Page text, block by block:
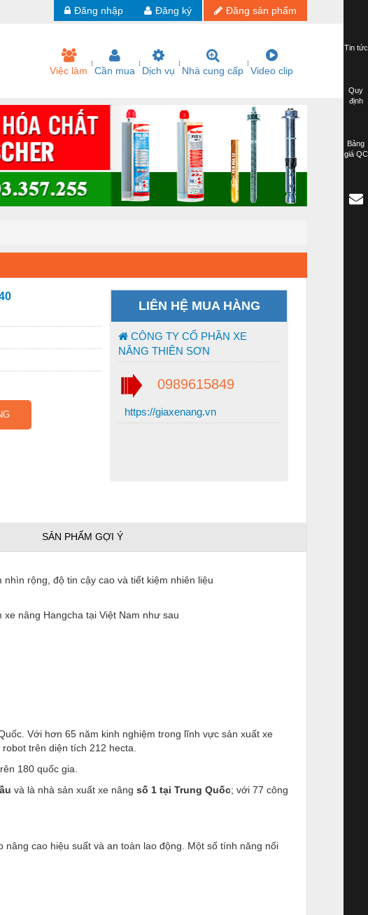
Đăng sản phẩm
Đăng ký
Đăng nhập
Việc làm Cần mua Dịch vụ Nhà cung cấp Video clip
LIÊN HỆ MUA HÀNG
CÔNG TY CỔ PHẦN XE
NÂNG THIÊN SƠN
0989615849
https://giaxenang.vn
SẢN PHẨM GỢI Ý
rộng, độ tin cậy cao và tiết kiệm nhiên liệu
nâng Hangcha tại Việt Nam như sau
Với hơn 65 năm kinh nghiệm trong lĩnh vực sản xuất xe
trên diện tích 212 hecta.
180 quốc gia.
và là nhà sản xuất xe nâng số 1 tại Trung Quốc; với 77 công
cao hiệu suất và an toàn lao động. Một số tính năng nổi
Tin tức
Quy
định
Bảng
giá QC